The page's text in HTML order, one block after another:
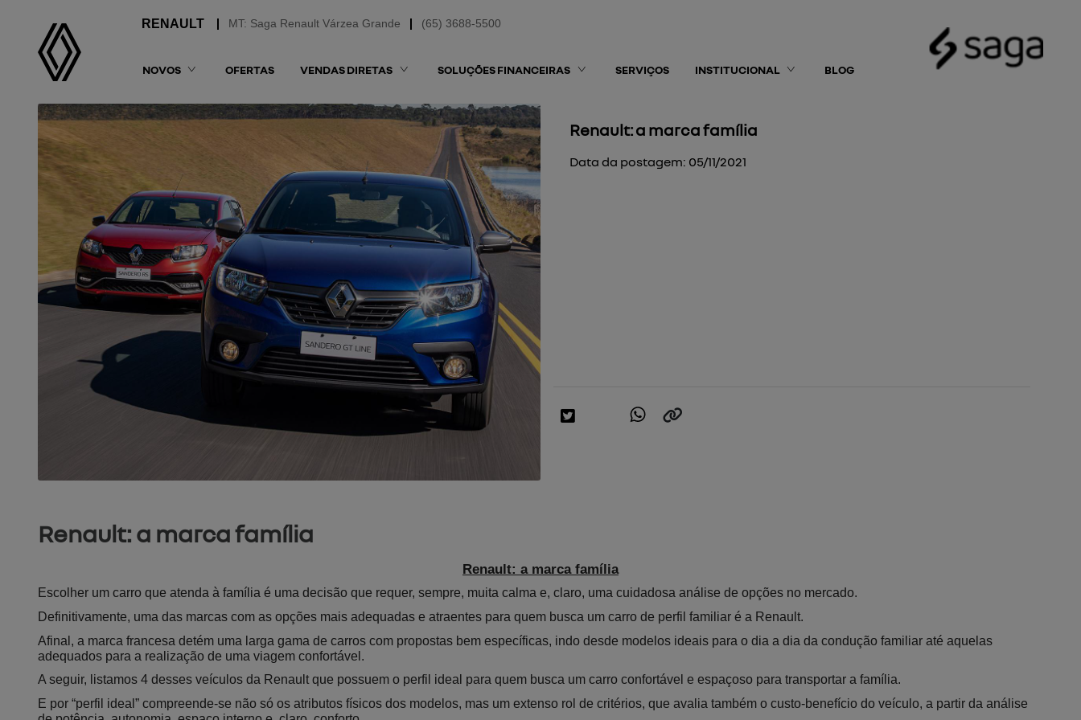
(65) 3688-5500
MT: Saga Renault Várzea Grande
NOVOS OFERTAS VENDAS DIRETAS SOLUÇÕES FINANCEIRAS SERVIÇOS INSTITUCIONAL BLOG
Renault: a marca família
Data da postagem: 05/11/2021
Renault: a marca família
Renault: a marca família
Escolher um carro que atenda à família é uma decisão que requer, sempre, muita calma e, claro, uma cuidadosa análise de opções no mercado.
Definitivamente, uma das marcas com as opções mais adequadas e atraentes para quem busca um carro de perfil familiar é a Renault.
Afinal, a marca francesa detém uma larga gama de carros com propostas bem específicas, indo desde modelos ideais para o dia a dia da condução familiar até aquelas
adequados para a realização de uma viagem confortável.
A seguir, listamos 4 desses veículos da Renault que possuem o perfil ideal para quem busca um carro confortável e espaçoso para transportar a família.
E por “perfil ideal” compreende-se não só os atributos físicos dos modelos, mas um extenso rol de critérios, que avalia também o custo-benefício do veículo, a partir da análise